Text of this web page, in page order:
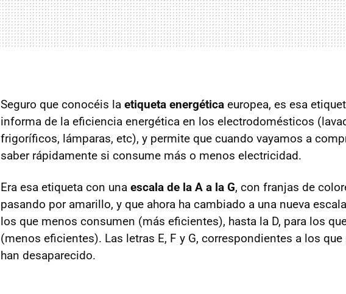
Seguro que conocéis la etiqueta energética europea, es esa
informa de la eficiencia energética en los electrodomésticos
frigoríficos, lámparas, etc), y permite que cuando vayamos a
saber rápidamente si consume más o menos electricidad.
Era esa etiqueta con una escala de la A a la G, con franjas de
pasando por amarillo, y que ahora ha cambiado a una nueva
los que menos consumen (más eficientes), hasta la D, para los
(menos eficientes). Las letras E, F y G, correspondientes a los
han desaparecido.